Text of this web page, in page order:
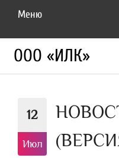
Меню
ООО «ИЛК»
12
Июл